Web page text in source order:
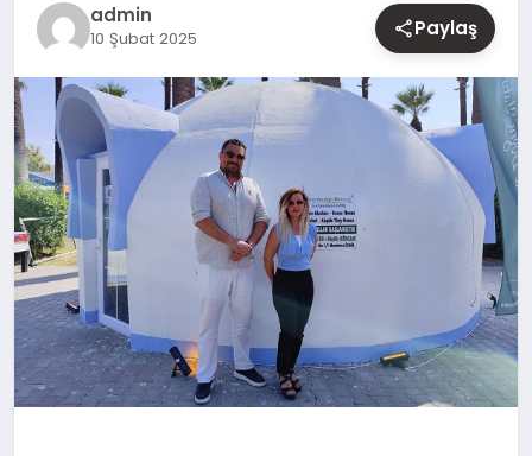
admin
10 Şubat 2025 Paylaş